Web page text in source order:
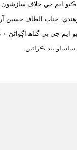
ايم جي خلاف سازشون
جناب الطاف حسين
ايم جي بي گناھ
بند ڪرائين.